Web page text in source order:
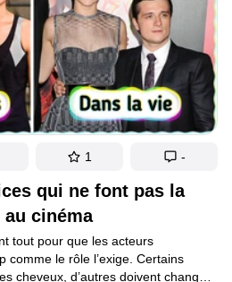
qui ne font pas la
cinéma
tout pour que les acteurs
comme le rôle l’exige. Certains
cheveux, d’autres doivent changer
1 -